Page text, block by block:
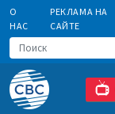
О
НАС
РЕКЛАМА НА
САЙТЕ